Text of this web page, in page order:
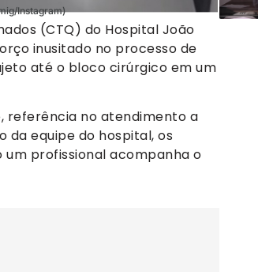
Instagram)
(CTQ) do Hospital João
inusitado no processo de
até o bloco cirúrgico em um
referência no atendimento a
da equipe do hospital, os
profissional acompanha o